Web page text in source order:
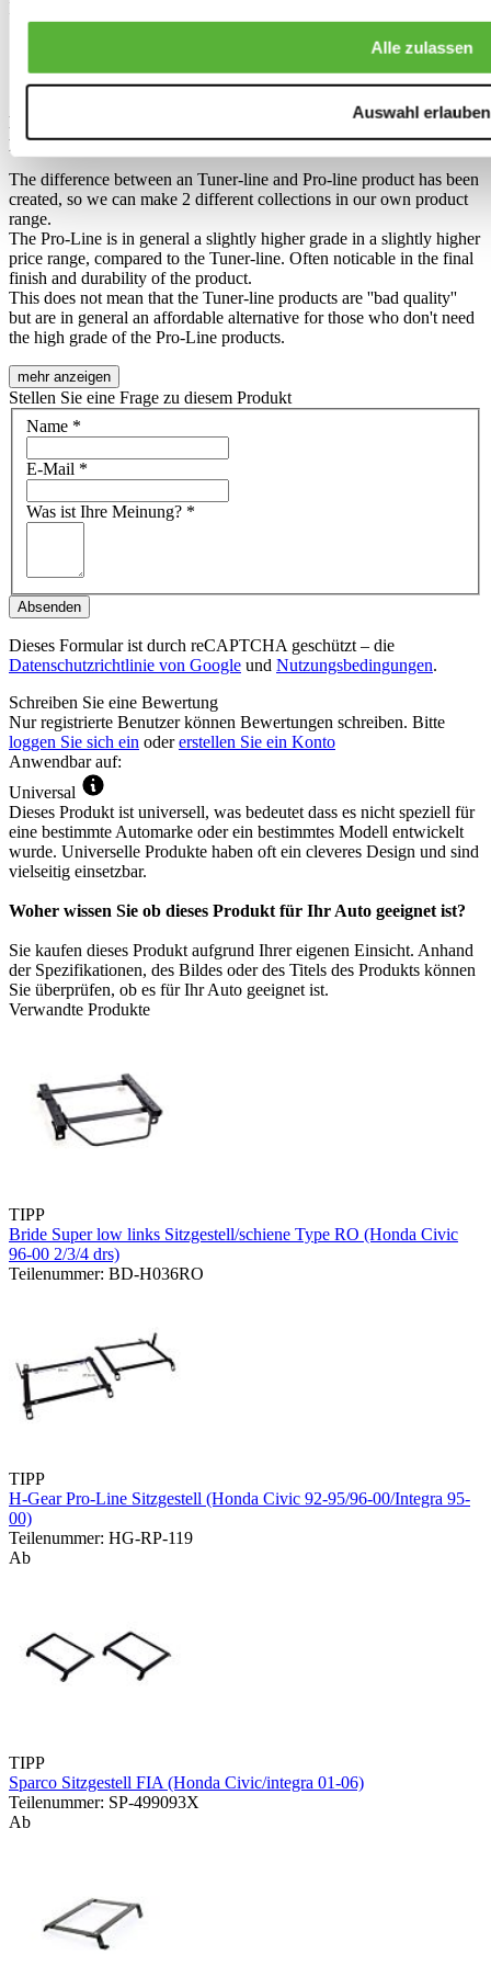
Alle zulassen
Auswahl erlauben
Installation approx.: 345x275mm
Difference between ''Pro-Line'' and ''Tuner line'' H-gear
products?
The difference between an Tuner-line and Pro-line product has been
created, so we can make 2 different collections in our own product
range.
The Pro-Line is in general a slightly higher grade in a slightly higher
price range, compared to the Tuner-line. Often noticable in the final
finish and durability of the product.
This does not mean that the Tuner-line products are ''bad quality''
but are in general an affordable alternative for those who don't need
the high grade of the Pro-Line products.
mehr anzeigen
Stellen Sie eine Frage zu diesem Produkt
Name *
E-Mail *
Was ist Ihre Meinung? *
Absenden
Dieses Formular ist durch reCAPTCHA geschützt – die
Datenschutzrichtlinie von Google und Nutzungsbedingungen.
Schreiben Sie eine Bewertung
Nur registrierte Benutzer können Bewertungen schreiben. Bitte
loggen Sie sich ein odererstellen Sie ein Konto
Anwendbar auf:
Universal
Dieses Produkt ist universell, was bedeutet dass es nicht speziell für
eine bestimmte Automarke oder ein bestimmtes Modell entwickelt
wurde. Universelle Produkte haben oft ein cleveres Design und sind
vielseitig einsetzbar.
Woher wissen Sie ob dieses Produkt für Ihr Auto geeignet ist?
Sie kaufen dieses Produkt aufgrund Ihrer eigenen Einsicht. Anhand
der Spezifikationen, des Bildes oder des Titels des Produkts können
Sie überprüfen, ob es für Ihr Auto geeignet ist.
Verwandte Produkte
TIPP
Bride Super low links Sitzgestell/schiene Type RO (Honda Civic
96-00 2/3/4 drs)
Teilenummer: BD-H036RO
TIPP
H-Gear Pro-Line Sitzgestell (Honda Civic 92-95/96-00/Integra 95-
00)
Teilenummer: HG-RP-119
Ab
TIPP
Sparco Sitzgestell FIA (Honda Civic/integra 01-06)
Teilenummer: SP-499093X
Ab